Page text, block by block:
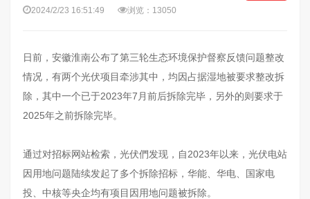
2024/2/23 16:51:49
浏览：13050
日前，安徽淮南公布了第三轮生态环境保护督察反馈问题整改
情况，有两个光伏项目牵涉其中，均因占据湿地被要求整改拆
除，其中一个已于2023年7月前后拆除完毕，另外的则要求于
2025年之前拆除完毕。
通过对招标网站检索，光伏們发现，自2023年以来，光伏电站
因用地问题陆续发起了多个拆除招标，华能、华电、国家电
投、中核等央企均有项目因用地问题被拆除。